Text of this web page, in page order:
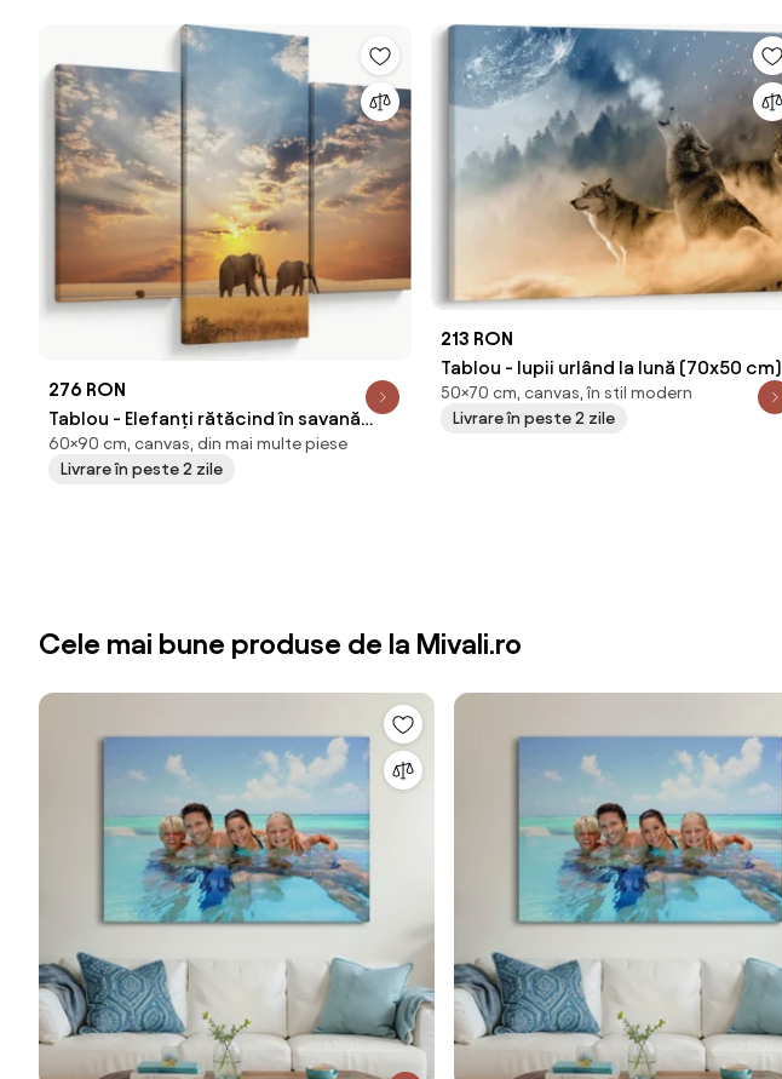
276 RON
Tablou - Elefanți rătăcind în savană
(90x60 cm)
60×90 cm, canvas, din mai multe piese
Livrare în peste 2 zile
213 RON
Tablou - lupii urlând la lună (70x50 cm)
50×70 cm, canvas, în stil modern
Livrare în peste 2 zile
Cele mai bune produse de la Mivali.ro